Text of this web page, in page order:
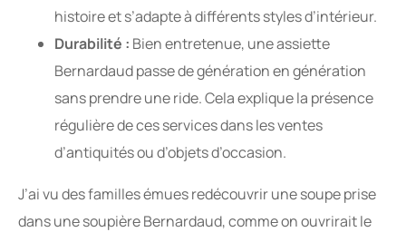
histoire et s’adapte à différents styles d’intérieur.
Durabilité : Bien entretenue, une assiette
Bernardaud passe de génération en génération
sans prendre une ride. Cela explique la présence
régulière de ces services dans les ventes
d’antiquités ou d’objets d’occasion.
J’ai vu des familles émues redécouvrir une soupe prise
dans une soupière Bernardaud, comme on ouvrirait le